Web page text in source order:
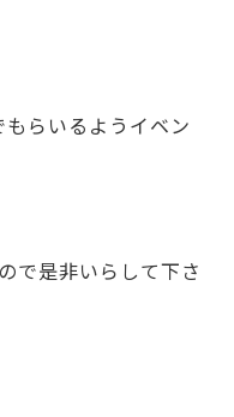
らいるようイベン
で是非いらして下さ